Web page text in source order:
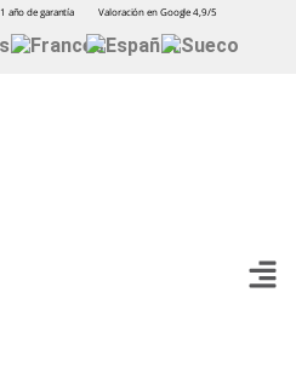
1 año de garantía Valoración en Google 4,9/5